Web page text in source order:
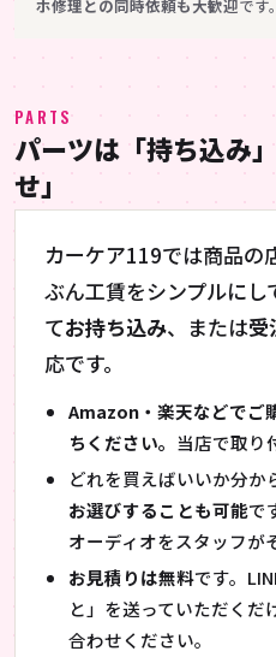
ホ修理との同時依頼も大歓迎です。
PARTS
パーツは「持ち込み
せ」
カーケア119では商品の
ぶん工賃をシンプルにし
てお持ち込み、または受
応です。
Amazon・楽天などでご
ちください。 当店で取り
どれを買えばいいか分か
お選びすることも可能で
オーディオをスタッフが
お見積りは無料です。
と」を送っていただくだ
合わせください。